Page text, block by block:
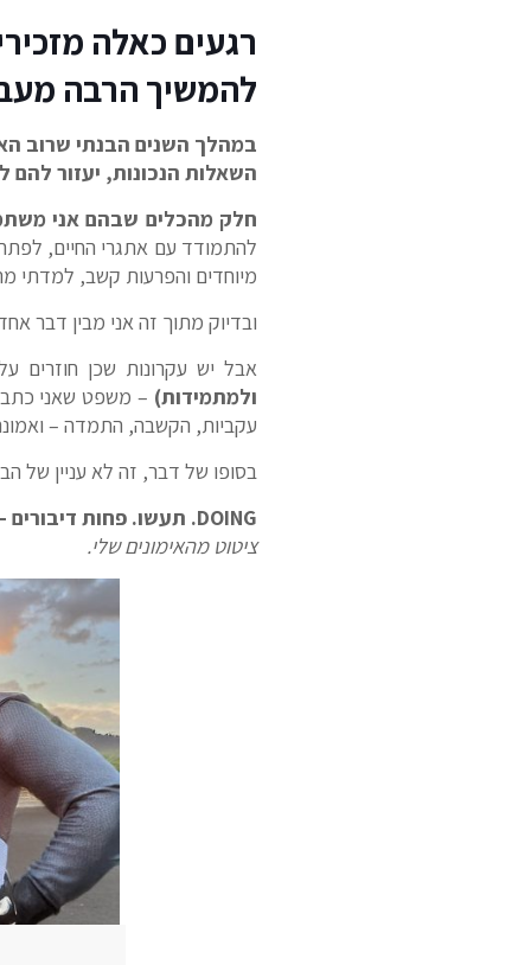
רגעים כאלה
להמשיך הרבה
במהלך השנים הבנתי שרוב
השאלות הנכונות, יעזור
חלק מהכלים שבהם אני
מיוחדים והפרעות קשב, למדתי
ובדיוק מתוך זה אני מבין דבר
אבל יש עקרונות שכן חוזרים
ולמתמידות) – משפט שאני
עקביות, הקשבה, התמדה – ואמונה
בסופו של דבר, זה לא עניין של
DOING. תעשו. פחות דיבורים – יותר עשייה.
ציטוט מהאימונים שלי.